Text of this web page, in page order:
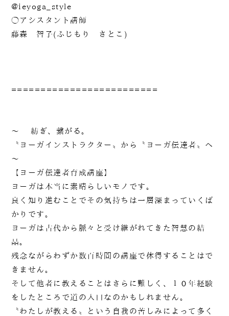
@ieyoga_style
◯アシスタント講師
藤森 智子(ふじもり さとこ)
=========================
～ 紡ぎ、繋がる。
〝ヨーガインストラクター〟から〝ヨーガ伝達者〟へ
～
【ヨーガ伝達者育成講座】
ヨーガは本当に素晴らしいモノです。
良く知り進むことでその気持ちは一層深まっていくば
かりです。
ヨーガは古代から脈々と受け継がれてきた智慧の結
晶。
残念ながらわずか数百時間の講座で体得することはで
きません。
そして他者に教えることはさらに難しく、１０年経験
をしたところで道の入口なのかもしれません。
〝わたしが教える〟という自我の苦しみによって多く